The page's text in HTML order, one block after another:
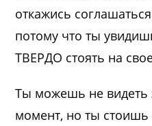
откажись
потому что ты
ТВЕРДО стоять на
Ты можешь не видеть
момент, но ты стоишь